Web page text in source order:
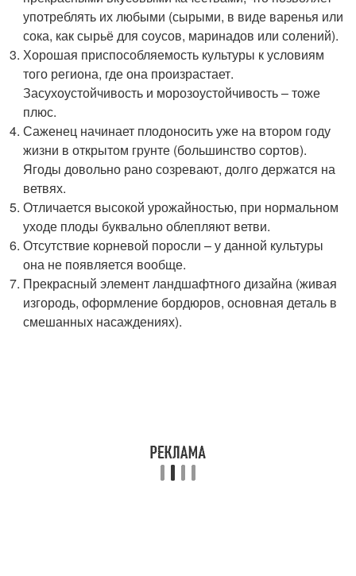
употреблять их любыми (сырыми, в виде варенья или
сока, как сырьё для соусов, маринадов или солений).
Хорошая приспособляемость культуры к условиям
того региона, где она произрастает.
Засухоустойчивость и морозоустойчивость – тоже
плюс.
Саженец начинает плодоносить уже на втором году
жизни в открытом грунте (большинство сортов).
Ягоды довольно рано созревают, долго держатся на
ветвях.
Отличается высокой урожайностью, при нормальном
уходе плоды буквально облепляют ветви.
Отсутствие корневой поросли – у данной культуры
она не появляется вообще.
Прекрасный элемент ландшафтного дизайна (живая
изгородь, оформление бордюров, основная деталь в
смешанных насаждениях).